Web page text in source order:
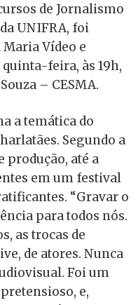
de Jornalismo
UNIFRA, foi
Maria Vídeo e
feira, às 19h,
– CESMA.
a temática do
Segundo a
produção, até a
em um festival
“Gravar o
para todos nós.
as trocas de
de atores. Nunca
Foi um
e,